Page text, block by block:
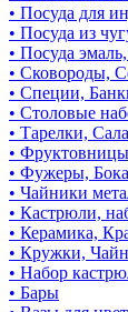
• Посуда для
• Посуда из
• Посуда
• Сковороды,
• Специи,
• Столовые
• Тарелки,
•
• Фужеры,
• Чайники
• Кастрюли,
• Керамика,
• Кружки,
• Набор
• Бары